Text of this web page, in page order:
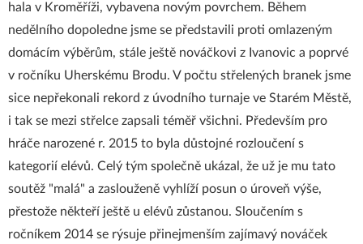
hala v Kroměříži, vybavena novým povrchem. Během
nedělního dopoledne jsme se představili proti omlazeným
domácím výběrům, stále ještě nováčkovi z Ivanovic a poprvé
v ročníku Uherskému Brodu. V počtu střelených branek jsme
sice nepřekonali rekord z úvodního turnaje ve Starém Městě,
i tak se mezi střelce zapsali téměř všichni. Především pro
hráče narozené r. 2015 to byla důstojné rozloučení s
kategorií elévů. Celý tým společně ukázal, že už je mu tato
soutěž "malá" a zaslouženě vyhlíží posun o úroveň výše,
přestože někteří ještě u elévů zůstanou. Sloučením s
ročníkem 2014 se rýsuje přinejmenším zajímavý nováček